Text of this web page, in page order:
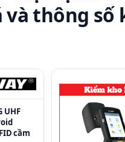
và thông số
UHF
cầm